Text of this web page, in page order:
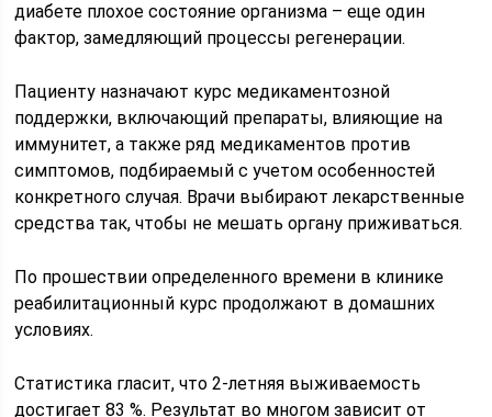
диабете плохое состояние организма – еще один
фактор, замедляющий процессы регенерации.
Пациенту назначают курс медикаментозной
поддержки, включающий препараты, влияющие на
иммунитет, а также ряд медикаментов против
симптомов, подбираемый с учетом особенностей
конкретного случая. Врачи выбирают лекарственные
средства так, чтобы не мешать органу приживаться.
По прошествии определенного времени в клинике
реабилитационный курс продолжают в домашних
условиях.
Статистика гласит, что 2-летняя выживаемость
достигает 83 %. Результат во многом зависит от